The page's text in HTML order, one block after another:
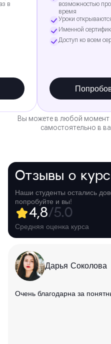
в
возможностью
время
Уроки
Именной
Доступ ко всем
Вы можете в любой момент
самостоятельно в
Отзывы о
Наши студенты остались
попробуйте и вы!
4,8/5.0
Средняя оценка курса
Дарья Соколова
Очень благодарна за